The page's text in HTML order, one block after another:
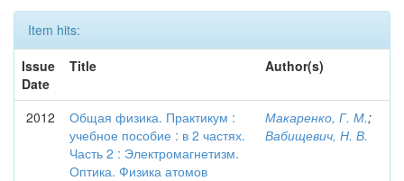
Item hits:
Issue
Date
Title Author(s)
2012
Общая физика. Практикум :
учебное пособие : в 2 частях.
Часть 2 : Электромагнетизм.
Оптика. Физика атомов
Макаренко, Г. М.;
Вабищевич, Н. В.